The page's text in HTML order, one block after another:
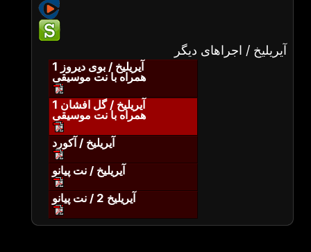
آیریلیخ / اجراهای دیگر
آیریلیخ / بوی دیروز 1
همراه با نت موسیقی
آیریلیخ / گل افشان 1
همراه با نت موسیقی
آیریلیخ / آکورد
آیریلیخ / نت پیانو
آیریلیخ 2 / نت پیانو